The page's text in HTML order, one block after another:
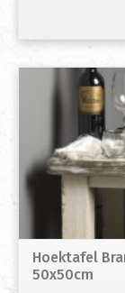
Hoektafel
50x50cm